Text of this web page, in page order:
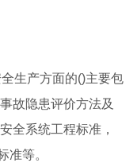
生产方面的()主要包
故隐患评价方法及
全系统工程标准，
准等。